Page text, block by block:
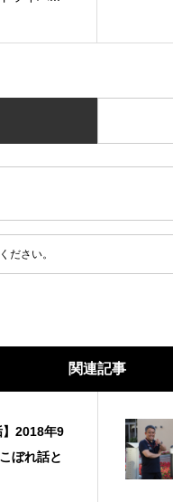
ださい。
関連記事
】2018年9
ぼれ話と